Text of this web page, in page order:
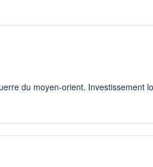
du moyen-orient. Investissement